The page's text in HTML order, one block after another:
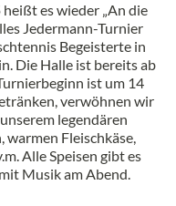
heißt es wieder „An die
Jedermann-Turnier
Begeisterte in
Die Halle ist bereits ab
ist um 14
verwöhnen wir
legendären
warmen Fleischkäse,
Alle Speisen gibt es
Musik am Abend.